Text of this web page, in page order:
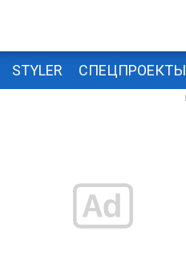
STYLER СПЕЦПРОЕКТЫ